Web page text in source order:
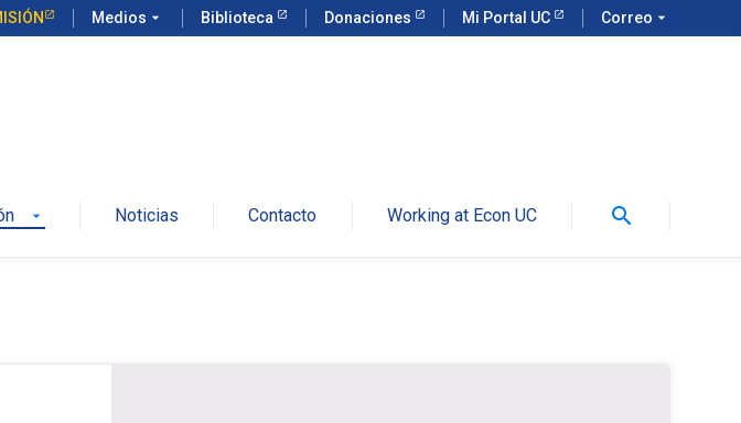
Medios arrow_drop_down Biblioteca Donaciones Mi Portal UC Correo arrow_drop_down
arrow_drop_down Noticias Contacto Working at Econ UC search